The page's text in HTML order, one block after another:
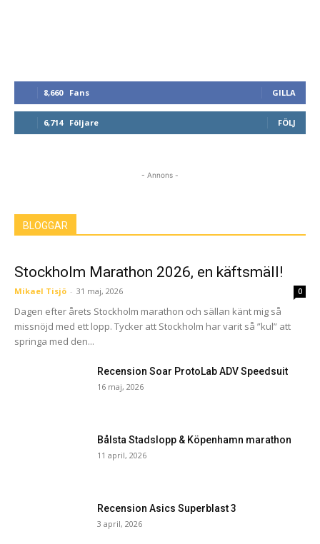
8,660 Fans GILLA
6,714 Följare FÖLJ
- Annons -
BLOGGAR
Stockholm Marathon 2026, en käftsmäll!
Mikael Tisjö - 31 maj, 2026 0
Dagen efter årets Stockholm marathon och sällan känt mig så
missnöjd med ett lopp. Tycker att Stockholm har varit så ”kul” att
springa med den...
Recension Soar ProtoLab ADV Speedsuit
16 maj, 2026
Bålsta Stadslopp & Köpenhamn marathon
11 april, 2026
Recension Asics Superblast 3
3 april, 2026